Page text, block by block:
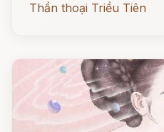
Thần thoại Triều Tiên